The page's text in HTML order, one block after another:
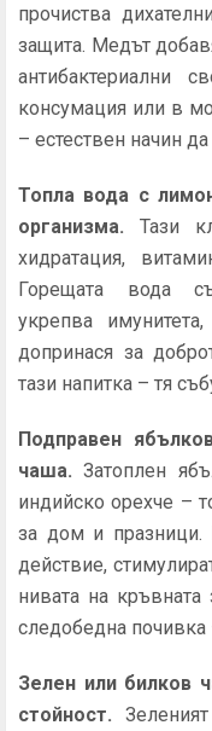
прочиства
защита. Медът
антибактериални
консумация или в
– естествен начин
Топла вода с
организма. Тази
хидратация,
Горещата вода
укрепва
допринася за
тази напитка – тя
Подправен
чаша. Затоплен
индийско орехче –
за дом и празници.
действие,
нивата на кръвната
следобедна почивка
Зелен или билков
стойност.